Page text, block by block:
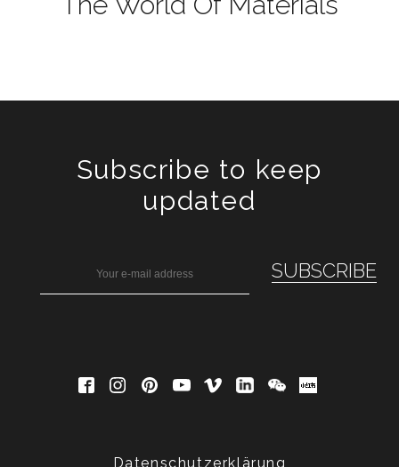
Subscribe to keep
updated
Datenschutzerklärung